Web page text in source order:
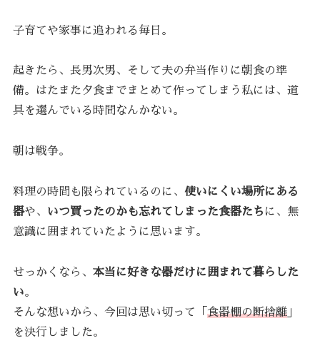
子育てや家事に追われる毎日。
起きたら、長男次男、そして夫の弁当作りに朝食の準
備。はたまた夕食までまとめて作ってしまう私には、道
具を選んでいる時間なんかない。
朝は戦争。
料理の時間も限られているのに、使いにくい場所にある
器や、 いつ買ったのかも忘れてしまった食器たち に、無
意識に囲まれていたように思います。
せっかくなら、本当に好きな器だけに囲まれて暮らした
い。
そんな想いから、今回は思い切って「食器棚の断捨離 」
を決行しました。